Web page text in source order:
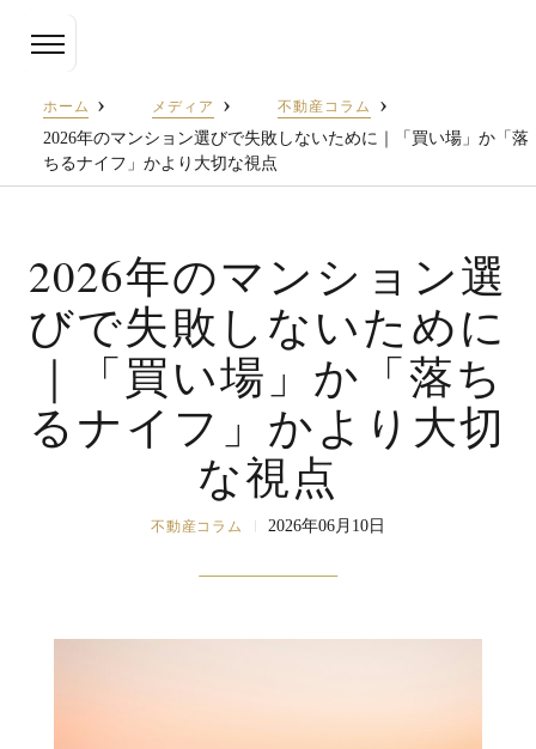
不
動
産
の
用
出
口
提
案
｜
TES
キ
ャ
ホーム メディア 不動産コラム
2026年のマンション選びで失敗しないために｜「買い場」か「落
ちるナイフ」かより大切な視点
2026年のマンション選
びで失敗しないために
｜「買い場」か「落ち
るナイフ」かより大切
な視点
不動産コラム 2026年06月10日